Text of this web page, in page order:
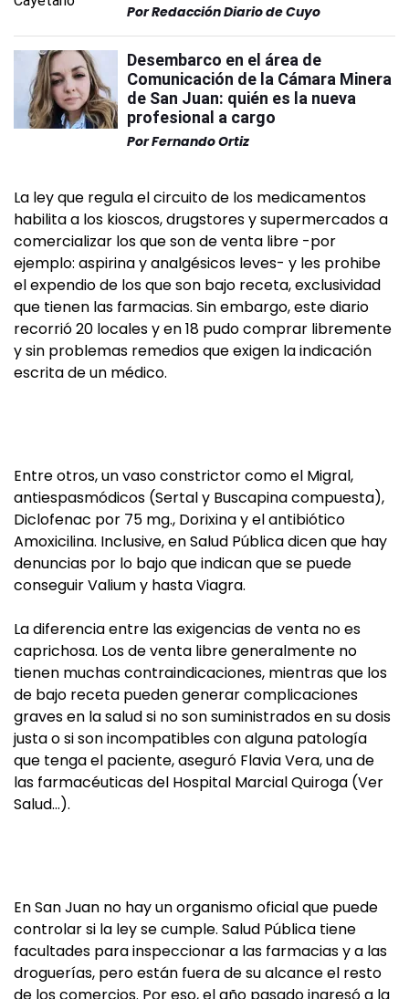
PorRedacción Diario de Cuyo
Desembarco en el área de
Comunicación de la Cámara Minera
de San Juan: quién es la nueva
profesional a cargo
PorFernando Ortiz
La ley que regula el circuito de los medicamentos
habilita a los kioscos, drugstores y supermercados a
comercializar los que son de venta libre -por
ejemplo: aspirina y analgésicos leves- y les prohibe
el expendio de los que son bajo receta, exclusividad
que tienen las farmacias. Sin embargo, este diario
recorrió 20 locales y en 18 pudo comprar libremente
y sin problemas remedios que exigen la indicación
escrita de un médico.
Entre otros, un vaso constrictor como el Migral,
antiespasmódicos (Sertal y Buscapina compuesta),
Diclofenac por 75 mg., Dorixina y el antibiótico
Amoxicilina. Inclusive, en Salud Pública dicen que hay
denuncias por lo bajo que indican que se puede
conseguir Valium y hasta Viagra.
La diferencia entre las exigencias de venta no es
caprichosa. Los de venta libre generalmente no
tienen muchas contraindicaciones, mientras que los
de bajo receta pueden generar complicaciones
graves en la salud si no son suministrados en su dosis
justa o si son incompatibles con alguna patología
que tenga el paciente, aseguró Flavia Vera, una de
las farmacéuticas del Hospital Marcial Quiroga (Ver
Salud…).
En San Juan no hay un organismo oficial que puede
controlar si la ley se cumple. Salud Pública tiene
facultades para inspeccionar a las farmacias y a las
droguerías, pero están fuera de su alcance el resto